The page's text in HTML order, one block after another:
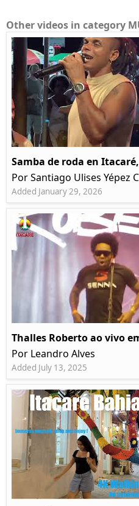
Other videos in category
Samba de roda en
Por Santiago Ulises Yépez
Added January 29, 2026
Thalles Roberto ao vivo
Por Leandro Alves
Added July 13, 2025